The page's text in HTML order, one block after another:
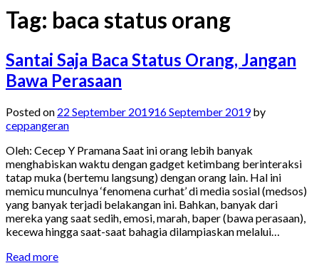
Tag: baca status orang
Santai Saja Baca Status Orang, Jangan
Bawa Perasaan
Posted on 22 September 201916 September 2019by
ceppangeran
Oleh: Cecep Y Pramana Saat ini orang lebih banyak
menghabiskan waktu dengan gadget ketimbang berinteraksi
tatap muka (bertemu langsung) dengan orang lain. Hal ini
memicu munculnya ‘fenomena curhat’ di media sosial (medsos)
yang banyak terjadi belakangan ini. Bahkan, banyak dari
mereka yang saat sedih, emosi, marah, baper (bawa perasaan),
kecewa hingga saat-saat bahagia dilampiaskan melalui…
Read more